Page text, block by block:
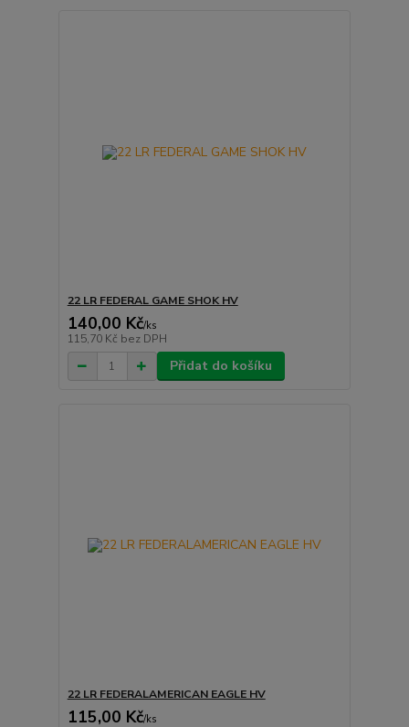
22 LR FEDERAL GAME SHOK HV
140,00 Kč/ks
115,70 Kč bez DPH
Přidat do košíku
22 LR FEDERALAMERICAN EAGLE HV
115,00 Kč/ks